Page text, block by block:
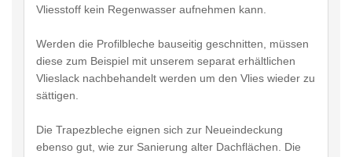
Vliesstoff kein Regenwasser aufnehmen kann.
Werden die Profilbleche bauseitig geschnitten, müssen
diese zum Beispiel mit unserem separat erhältlichen
Vlieslack nachbehandelt werden um den Vlies wieder zu
sättigen.
Die Trapezbleche eignen sich zur Neueindeckung
ebenso gut, wie zur Sanierung alter Dachflächen. Die